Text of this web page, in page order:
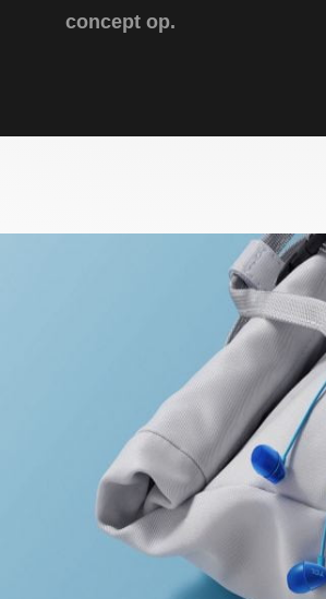
concept op.